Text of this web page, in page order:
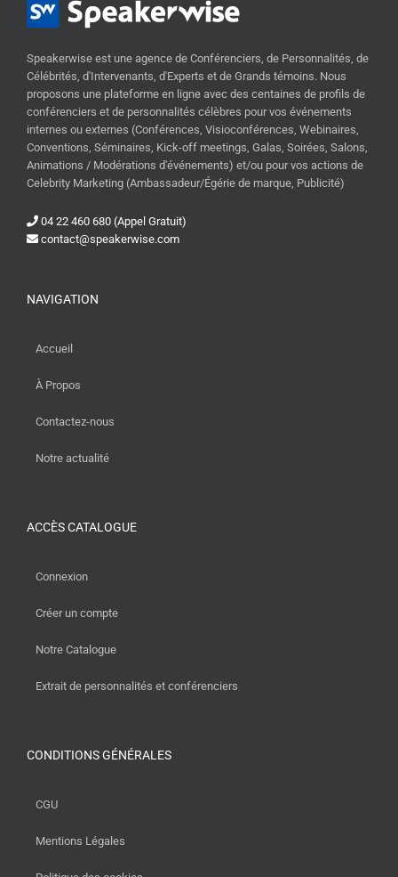
Speakerwise est une agence de Conférenciers, de Personnalités, de
Célébrités, d'Intervenants, d'Experts et de Grands témoins. Nous
proposons une plateforme en ligne avec des centaines de profils de
conférenciers et de personnalités célèbres pour vos événements
internes ou externes (Conférences, Visioconférences, Webinaires,
Conventions, Séminaires, Kick-off meetings, Galas, Soirées, Salons,
Animations / Modérations d'événements) et/ou pour vos actions de
Celebrity Marketing (Ambassadeur/Égérie de marque, Publicité)
04 22 460 680 (Appel Gratuit)
contact@speakerwise.com
NAVIGATION
Accueil
À Propos
Contactez-nous
Notre actualité
ACCÈS CATALOGUE
Connexion
Créer un compte
Notre Catalogue
Extrait de personnalités et conférenciers
CONDITIONS GÉNÉRALES
CGU
Mentions Légales